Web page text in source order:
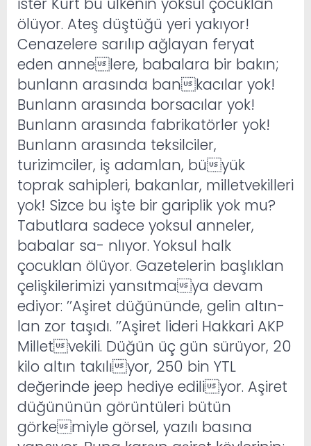
ölüyor. Ateş düştüğü yeri yakıyor!
Cenazelere sarılıp ağlayan feryat
eden annelere, babalara bir bakın;
bunlann arasında bankacılar yok!
Bunlann arasında borsacılar yok!
Bunlann arasında fabrikatörler yok!
Bunlann arasında teksilciler,
turizimciler, iş adamlan, büyük
toprak sahipleri, bakanlar, milletvekilleri
yok! Sizce bu işte bir gariplik yok mu?
Tabutlara sadece yoksul anneler,
babalar sa- nlıyor. Yoksul halk
çocuklan ölüyor. Gazetelerin başlıklan
çelişkilerimizi yansıtmaya devam
ediyor: ’’Aşiret düğününde, gelin altın-
lan zor taşıdı. ’’Aşiret lideri Hakkari AKP
Milletvekili. Düğün üç gün sürüyor, 20
kilo altın takılıyor, 250 bin YTL
değerinde jeep hediye ediliyor. Aşiret
düğününün görüntüleri bütün
görkemiyle görsel, yazılı basına